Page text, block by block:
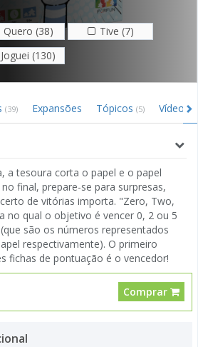
Quero (38)
Tive (7)
Joguei (130)
(39) Expansões Tópicos (5) Vídeos
a tesoura corta o papel e o papel
final, prepare-se para surpresas,
de vitórias importa. "Zero, Two,
no qual o objetivo é vencer 0, 2 ou 5
são os números representados
respectivamente). O primeiro
fichas de pontuação é o vencedor!
Comprar